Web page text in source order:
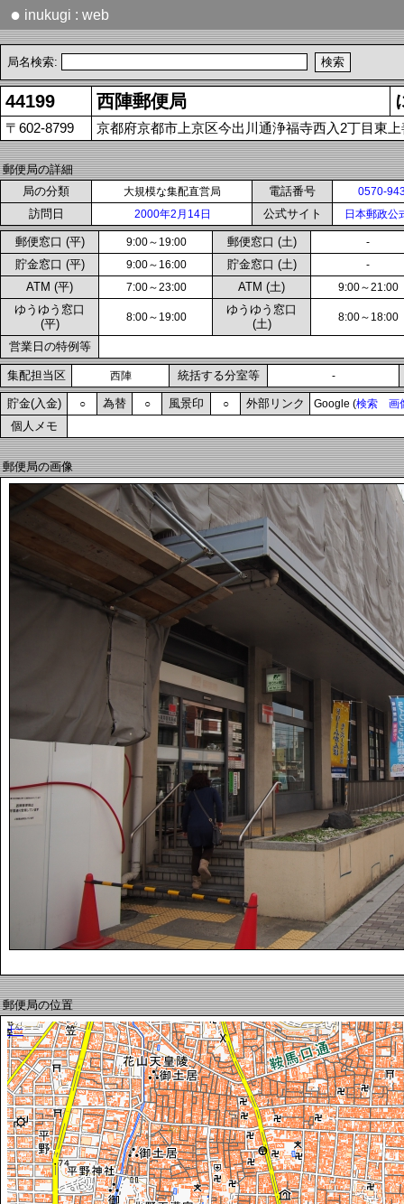
● inukugi : web
局名検索:
44199 西陣郵便局
〒602-8799 京都府京都市上京区今出川通浄福寺西入2丁目東
郵便局の詳細
局の分類
大規模な集配直営局 電話番号 0570-
訪問日 2000年2月14日 公式サイト 日本郵政公
郵便窓口 (平) 9:00～19:00 郵便窓口 (土) -
貯金窓口 (平) 9:00～16:00 貯金窓口 (土) -
ATM (平) 7:00～23:00 ATM (土) 9:00～21:00
ゆうゆう窓口
(平)
8:00～19:00
ゆうゆう窓口
(土)
8:00～18:00
営業日の特例等
集配担当区 西陣 統括する分室等 -
貯金(入金) ○ 為替 ○ 風景印 ○ 外部リンク Google (検索 画
個人メモ
郵便局の画像
郵便局の位置